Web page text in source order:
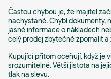
Častou chybou je, že majitel
nachystané. Chybí dokumenty,
jasné informace o nákladech
celý prodej zbytečně zpomalit
Kupující přitom oceňují, když je
srozumitelné. Větší jistota na
tlak na slevu.